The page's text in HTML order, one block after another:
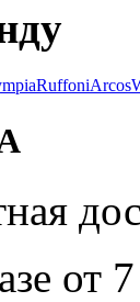
RuffoniArcos
от